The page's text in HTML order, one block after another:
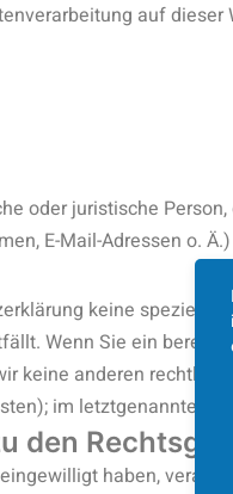
auf dieser
oder juristische
E-Mail-Adressen o.
keine
Wenn Sie ein
keine anderen
im letztgenannten
den
haben,